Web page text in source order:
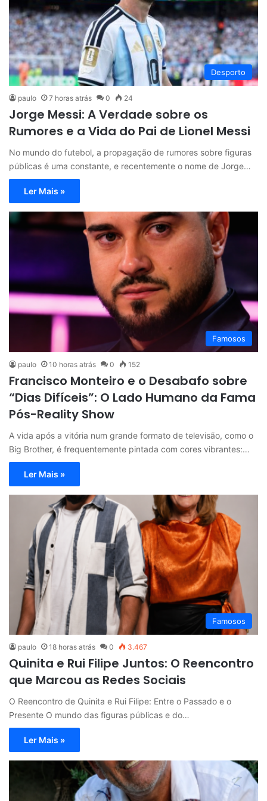
Desporto
paulo 7 horas atrás 0 24
Jorge Messi: A Verdade sobre os
Rumores e a Vida do Pai de Lionel Messi
No mundo do futebol, a propagação de rumores sobre figuras
públicas é uma constante, e recentemente o nome de Jorge…
Ler Mais »
Famosos
paulo 10 horas atrás 0 152
Francisco Monteiro e o Desabafo sobre
“Dias Difíceis”: O Lado Humano da Fama
Pós-Reality Show
A vida após a vitória num grande formato de televisão, como o
Big Brother, é frequentemente pintada com cores vibrantes:…
Ler Mais »
Famosos
paulo 18 horas atrás 0 3.467
Quinita e Rui Filipe Juntos: O Reencontro
que Marcou as Redes Sociais
O Reencontro de Quinita e Rui Filipe: Entre o Passado e o
Presente O mundo das figuras públicas e do…
Ler Mais »